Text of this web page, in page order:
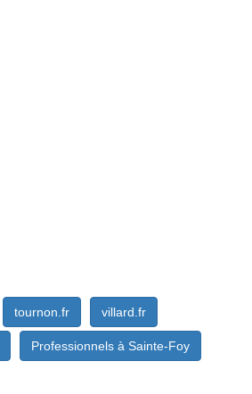
tournon.fr villard.fr
Professionnels à Sainte-Foy